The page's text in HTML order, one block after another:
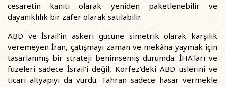
cesaretin kanıtı olarak yeniden paketlenebilir ve
dayanıklılık bir zafer olarak satılabilir.
ABD ve İsrail'in askeri gücüne simetrik olarak karşılık
veremeyen İran, çatışmayı zaman ve mekâna yaymak için
tasarlanmış bir strateji benimsemiş durumda. İHA'ları ve
füzeleri sadece İsrail'i değil, Körfez'deki ABD üslerini ve
ticari altyapıyı da vurdu. Tahran sadece hasar vermekle